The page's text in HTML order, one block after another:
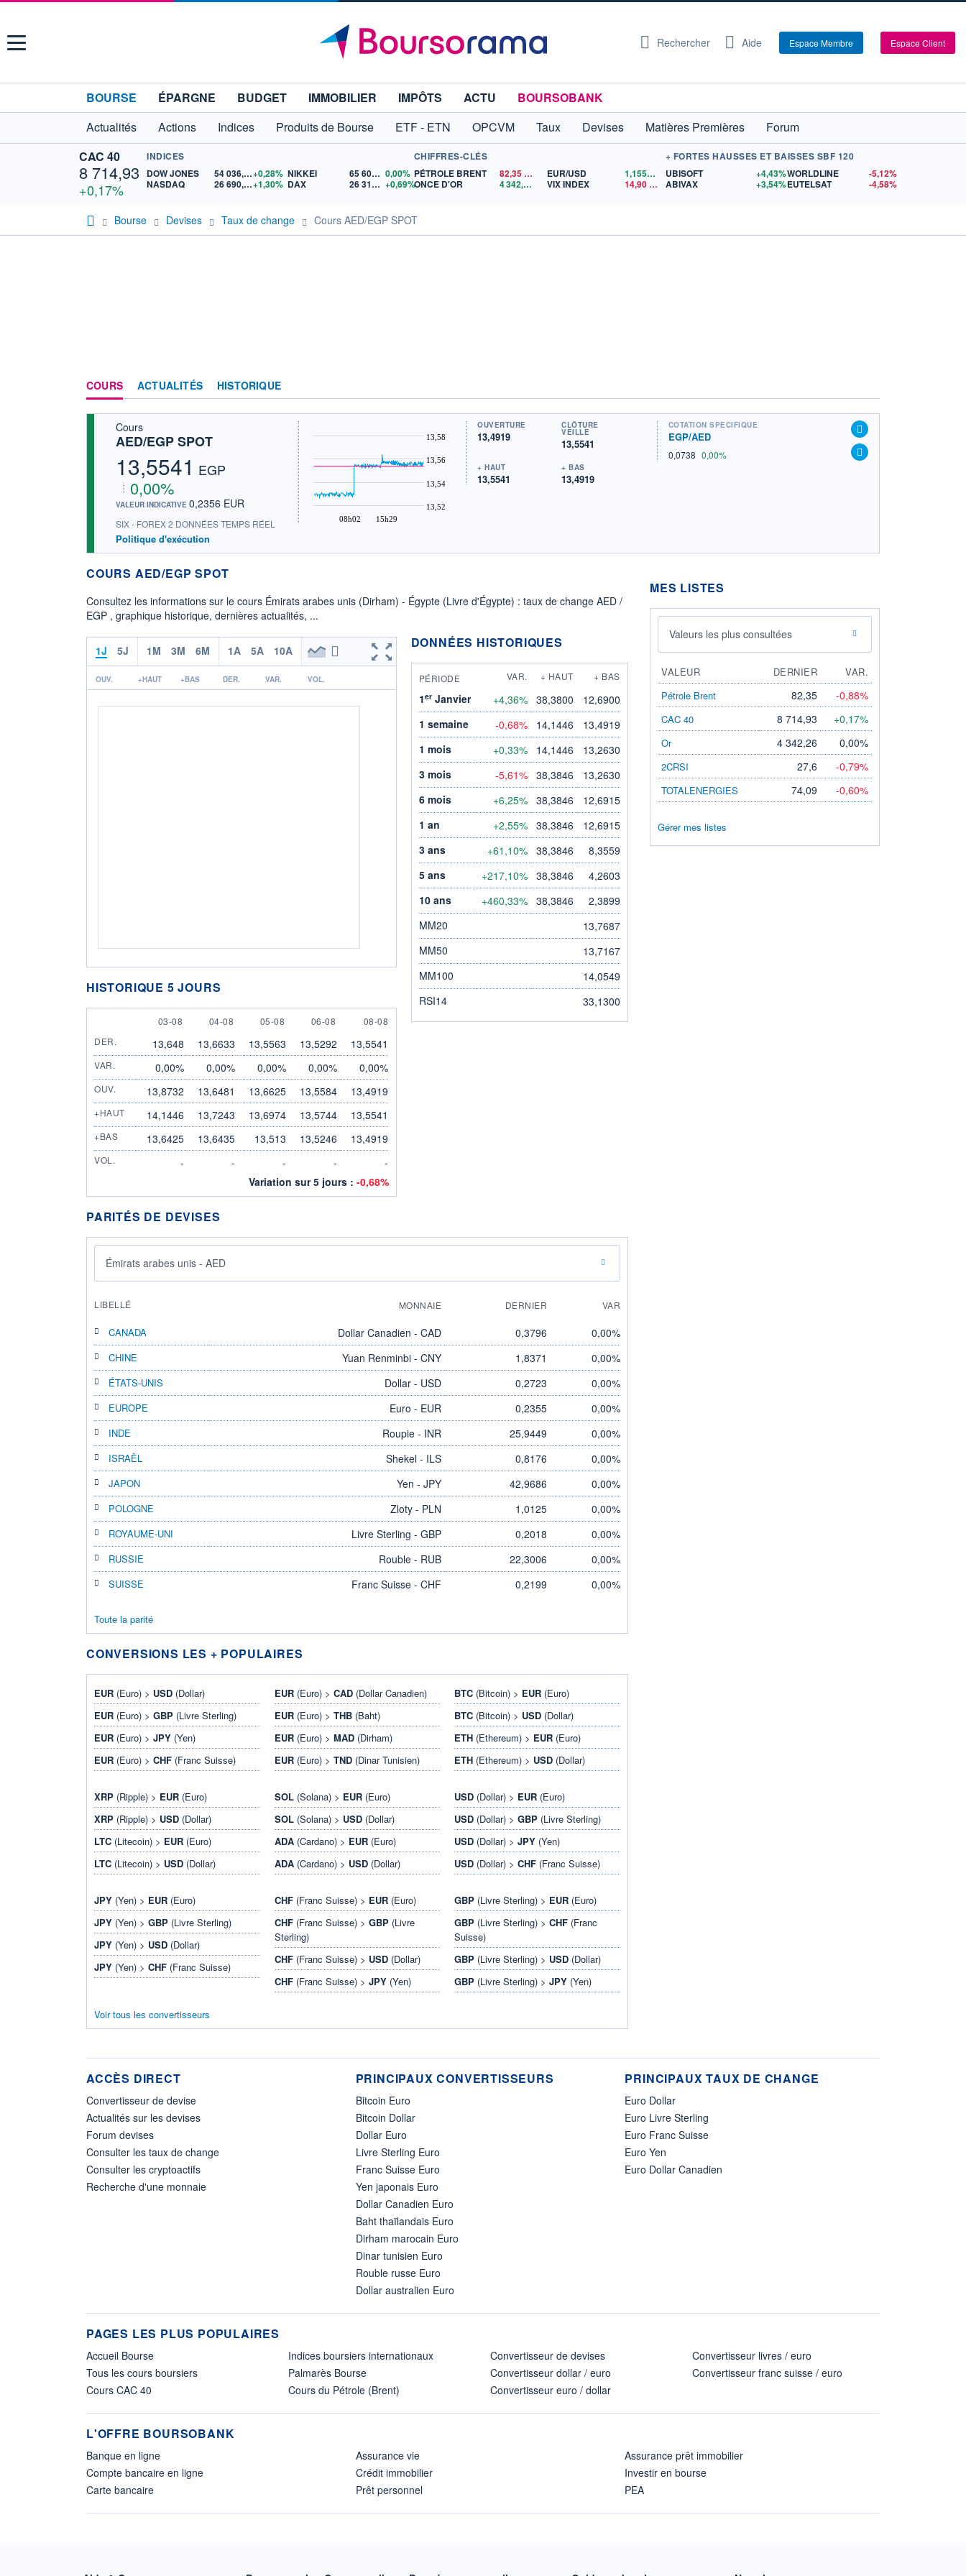
Menu Rechercher Aide Espace Membre Espace Client
BOURSE ÉPARGNE BUDGET IMMOBILIER IMPÔTS ACTU
BOURSOBANK
Actualités
Actions Indices Produits de Bourse ETF - ETN OPCVM Taux Devises Matières Premières
Forum
CAC 40
8 714,93
+0,17%
INDICES
DOW JONES
54 036,93+0,28%
NASDAQ
26 690,62+1,30%
NIKKEI 65 606,71 0,00%
DAX
26 319,45 +0,69%
CHIFFRES-CLÉS
PÉTROLE BRENT
82,35$US
ONCE D'OR
4 342,26 $US
EUR/USD 1,1559$US
VIX INDEX
14,90
+ FORTES HAUSSES ET BAISSES SBF 120
UBISOFT
+4,43%
ABIVAX
+3,54%
WORLDLINE
-5,12%
EUTELSAT
-4,58%
Bourse Devises Taux de change Cours AED/EGP SPOT
COURS ACTUALITÉS HISTORIQUE
Cours
AED/EGP SPOT
13,5541 EGP
0,00%
VALEUR INDICATIVE 0,2356 EUR
SIX - FOREX 2 DONNÉES TEMPS RÉEL
Politique d'exécution
08h02 15h29
13,52
13,54
13,56
13,58
OUVERTURE
13,4919
CLÔTURE
VEILLE
13,5541
+ HAUT
13,5541
+ BAS
13,4919
COTATION SPÉCIFIQUE
EGP/AED
0,0738 0,00%
COURS AED/EGP SPOT
Consultez les informations sur le cours Émirats arabes unis (Dirham) - Égypte (Livre d'Égypte) : taux de change AED /
EGP , graphique historique, dernières actualités, ...
1J 5J 1M 3M 6M 1A 5A 10A
OUV. +HAUT +BAS DER. VAR. VOL.
HISTORIQUE 5 JOURS
3 AUGUST
03-08 4 AUGUST
04-08 5 AUGUST
05-08 6 AUGUST
06-08 8 AUGUST
08-08
DER.
13,648 13,6633 13,5563 13,5292 13,5541
VAR. 0,00% 0,00% 0,00% 0,00% 0,00%
OUV. 13,8732 13,6481 13,6625 13,5584 13,4919
+HAUT 14,1446 13,7243 13,6974 13,5744 13,5541
+BAS 13,6425 13,6435 13,513 13,5246 13,4919
VOL. - - - -
-
Variation sur 5 jours : -0,68%
DONNÉES HISTORIQUES
PÉRIODE VAR. + HAUT + BAS
1erJanvier +4,36% 38,3800
12,6900
1 semaine
-0,68% 14,1446
13,4919
1 mois
+0,33% 14,1446
13,2630
3 mois
-5,61% 38,3846
13,2630
6 mois
+6,25% 38,3846
12,6915
1 an
+2,55% 38,3846
12,6915
3 ans
+61,10% 38,3846
8,3559
5 ans
+217,10% 38,3846
4,2603
10 ans
+460,33% 38,3846
2,3899
MM20
13,7687
MM50
13,7167
MM100
14,0549
RSI14
33,1300
PARITÉS DE DEVISES
Émirats arabes unis - AED
LIBELLÉ MONNAIE DERNIER VAR
CANADA Dollar Canadien - CAD 0,3796 0,00%
CHINE Yuan Renminbi - CNY 1,8371 0,00%
ÉTATS-UNIS Dollar - USD 0,2723 0,00%
EUROPE Euro - EUR 0,2355 0,00%
INDE Roupie - INR 25,9449 0,00%
ISRAËL Shekel - ILS 0,8176 0,00%
JAPON Yen - JPY 42,9686 0,00%
POLOGNE Zloty - PLN 1,0125 0,00%
ROYAUME-UNI Livre Sterling - GBP 0,2018 0,00%
RUSSIE Rouble - RUB 22,3006 0,00%
SUISSE Franc Suisse - CHF 0,2199 0,00%
Toute la parité
CONVERSIONS LES + POPULAIRES
EUR (Euro) > USD (Dollar)
EUR (Euro) > GBP (Livre Sterling)
EUR (Euro) > JPY (Yen)
EUR (Euro) > CHF (Franc Suisse)
EUR(Euro) > CAD(Dollar Canadien)
EUR(Euro) > THB(Baht)
EUR(Euro) > MAD(Dirham)
EUR(Euro) > TND(Dinar Tunisien)
BTC (Bitcoin) > EUR (Euro)
BTC (Bitcoin) > USD (Dollar)
ETH (Ethereum) > EUR (Euro)
ETH (Ethereum) > USD (Dollar)
XRP (Ripple) > EUR (Euro)
XRP (Ripple) > USD (Dollar)
LTC (Litecoin) > EUR (Euro)
LTC (Litecoin) > USD (Dollar)
SOL(Solana) > EUR(Euro)
SOL(Solana) > USD(Dollar)
ADA(Cardano) > EUR(Euro)
ADA(Cardano) > USD(Dollar)
USD (Dollar) > EUR (Euro)
USD (Dollar) >GBP (Livre Sterling)
USD (Dollar) >JPY (Yen)
USD (Dollar) >CHF (Franc Suisse)
JPY (Yen) > EUR (Euro)
JPY (Yen) > GBP (Livre Sterling)
JPY (Yen) > USD (Dollar)
JPY (Yen) > CHF (Franc Suisse)
CHF(Franc Suisse) > EUR(Euro)
CHF(Franc Suisse) > GBP(Livre
Sterling)
CHF(Franc Suisse) > USD(Dollar)
CHF(Franc Suisse) > JPY(Yen)
GBP (Livre Sterling) > EUR (Euro)
GBP (Livre Sterling) >CHF (Franc
Suisse)
GBP (Livre Sterling) > USD (Dollar)
GBP (Livre Sterling) >JPY (Yen)
Voir tous les convertisseurs
MES LISTES
Valeurs les plus consultées
VALEUR DERNIER
VAR.
Pétrole Brent
82,35 -0,88%
CAC 40 8 714,93 +0,17%
Or 4 342,26 0,00%
2CRSI 27,6 -0,79%
TOTALENERGIES 74,09 -0,60%
Gérer mes listes
ACCÈS DIRECT
Convertisseur de devise
Actualités sur les devises
Forum devises
Consulter les taux de change
Consulter les cryptoactifs
Recherche d'une monnaie
PRINCIPAUX CONVERTISSEURS
Bitcoin Euro
Bitcoin Dollar
Dollar Euro
Livre Sterling Euro
Franc Suisse Euro
Yen japonais Euro
Dollar Canadien Euro
Baht thaïlandais Euro
Dirham marocain Euro
Dinar tunisien Euro
Rouble russe Euro
Dollar australien Euro
PRINCIPAUX TAUX DE CHANGE
Euro Dollar
Euro Livre Sterling
Euro Franc Suisse
Euro Yen
Euro Dollar Canadien
PAGES LES PLUS POPULAIRES
Accueil Bourse
Tous les cours boursiers
Cours CAC 40
Indices boursiers internationaux
Palmarès Bourse
Cours du Pétrole (Brent)
Convertisseur de devises
Convertisseur dollar / euro
Convertisseur euro / dollar
Convertisseur livres / euro
Convertisseur franc suisse / euro
L'OFFRE BOURSOBANK
Banque en ligne
Compte bancaire en ligne
Carte bancaire
Assurance vie
Crédit immobilier
Prêt personnel
Assurance prêt immobilier
Investir en bourse
PEA